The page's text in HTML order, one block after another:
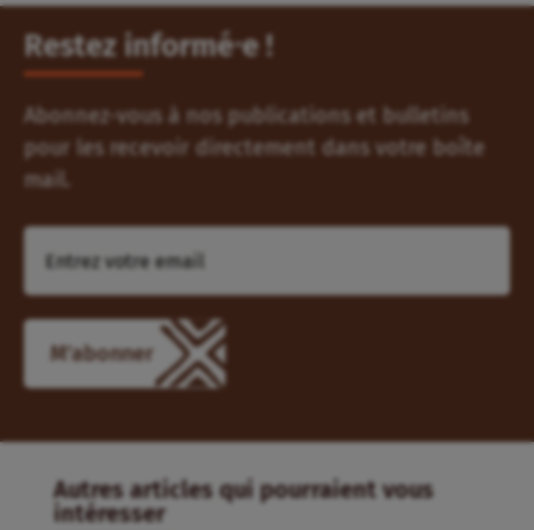
Restez informé⸱e !
Abonnez-vous à nos publications et bulletins
pour les recevoir directement dans votre boîte
mail.
M'abonner
Autres articles qui pourraient vous
intéresser